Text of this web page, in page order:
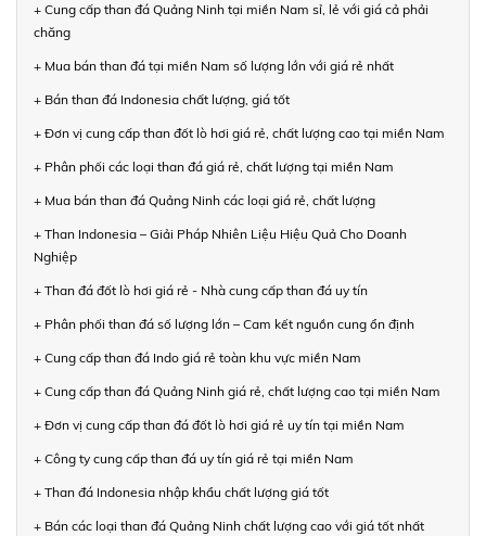
+ Cung cấp than đá Quảng Ninh tại miền Nam sỉ, lẻ với giá cả phải
chăng
+ Mua bán than đá tại miền Nam số lượng lớn với giá rẻ nhất
+ Bán than đá Indonesia chất lượng, giá tốt
+ Đơn vị cung cấp than đốt lò hơi giá rẻ, chất lượng cao tại miền Nam
+ Phân phối các loại than đá giá rẻ, chất lượng tại miền Nam
+ Mua bán than đá Quảng Ninh các loại giá rẻ, chất lượng
+ Than Indonesia – Giải Pháp Nhiên Liệu Hiệu Quả Cho Doanh
Nghiệp
+ Than đá đốt lò hơi giá rẻ - Nhà cung cấp than đá uy tín
+ Phân phối than đá số lượng lớn – Cam kết nguồn cung ổn định
+ Cung cấp than đá Indo giá rẻ toàn khu vực miền Nam
+ Cung cấp than đá Quảng Ninh giá rẻ, chất lượng cao tại miền Nam
+ Đơn vị cung cấp than đá đốt lò hơi giá rẻ uy tín tại miền Nam
+ Công ty cung cấp than đá uy tín giá rẻ tại miền Nam
+ Than đá Indonesia nhập khẩu chất lượng giá tốt
+ Bán các loại than đá Quảng Ninh chất lượng cao với giá tốt nhất